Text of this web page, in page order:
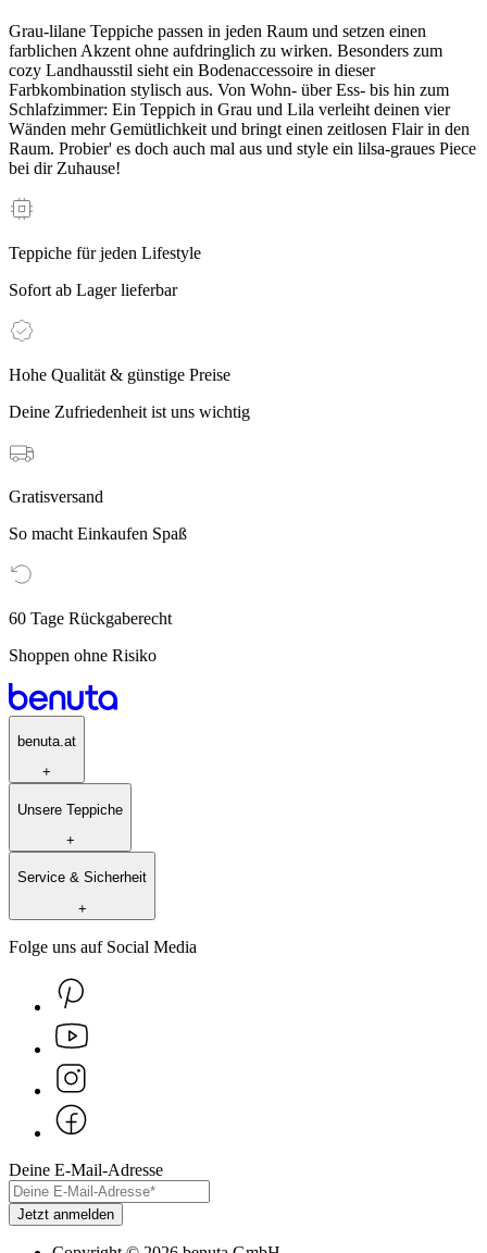
Grau-lilane Teppiche passen in jeden Raum und setzen einen
farblichen Akzent ohne aufdringlich zu wirken. Besonders zum
cozy Landhausstil sieht ein Bodenaccessoire in dieser
Farbkombination stylisch aus. Von Wohn- über Ess- bis hin zum
Schlafzimmer: Ein Teppich in Grau und Lila verleiht deinen vier
Wänden mehr Gemütlichkeit und bringt einen zeitlosen Flair in den
Raum. Probier' es doch auch mal aus und style ein lilsa-graues Piece
bei dir Zuhause!
Teppiche für jeden Lifestyle
Sofort ab Lager lieferbar
Hohe Qualität & günstige Preise
Deine Zufriedenheit ist uns wichtig
Gratisversand
So macht Einkaufen Spaß
60 Tage Rückgaberecht
Shoppen ohne Risiko
benuta.at
+
Unsere Teppiche
+
Service & Sicherheit
+
Folge uns auf Social Media
Deine E-Mail-Adresse
Jetzt anmelden